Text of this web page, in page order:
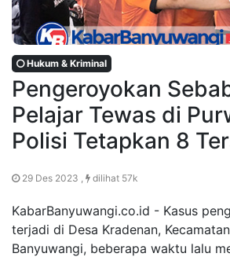
Hukum & Kriminal
Pengeroyokan
Pelajar Tewas di
Polisi Tetapkan 8
29 Des 2023 , dilihat 57k
KabarBanyuwangi.co.id - Kasus
terjadi di Desa Kradenan,
Banyuwangi, beberapa waktu lalu